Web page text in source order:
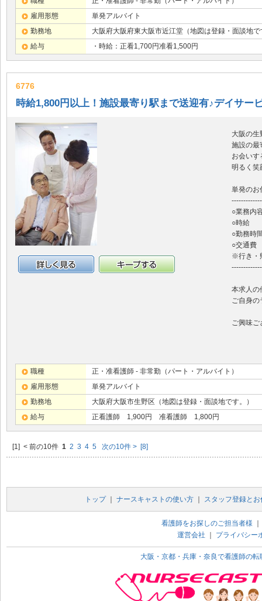
雇用形態
単発アルバイト
勤務地
大阪府大阪府東大阪市近江堂（地図は登録・面談地で
給与
・時給：正看1,700円准看1,500円
6776
時給1,800円以上！施設最寄り駅まで送迎有♪デイサー
大阪の生
施設の最
お会いす
明るく笑
単発のお
○業務内
○時給
○勤務時
○交通費
※行き・
本求人の
ご自身の
ご興味ご
職種
正・准看護師 - 非常勤（パート・アルバイト）
雇用形態
単発アルバイト
勤務地
大阪府大阪市生野区（地図は登録・面談地です。）
給与
正看護師 1,900円 准看護師 1,800円
[1] < 前の10件 1 2 3 4 5 次の10件 > [8]
トップ｜ ナースキャストの使い方｜ スタッフ登録と
看護師をお探しのご担当者様
運営会社
プライバシー
大阪・京都・兵庫・奈良で看護師の